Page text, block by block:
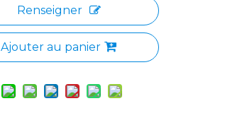
Renseigner
Ajouter au panier